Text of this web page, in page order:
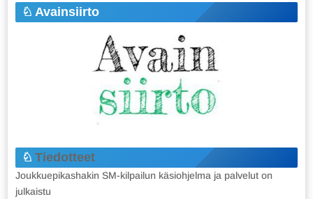
Avainsiirto
Tiedotteet
Joukkuepikashakin SM-kilpailun käsiohjelma ja palvelut on
julkaistu